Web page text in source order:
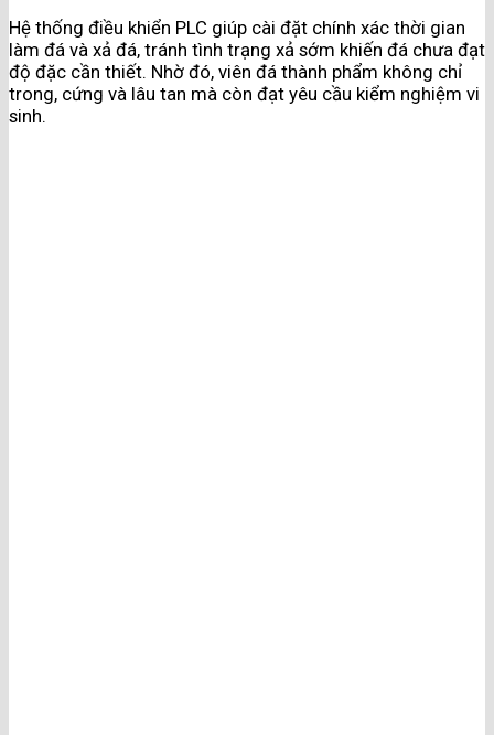
Hệ thống điều khiển PLC giúp cài đặt chính xác thời gian
làm đá và xả đá, tránh tình trạng xả sớm khiến đá chưa đạt
độ đặc cần thiết. Nhờ đó, viên đá thành phẩm không chỉ
trong, cứng và lâu tan mà còn đạt yêu cầu kiểm nghiệm vi
sinh.